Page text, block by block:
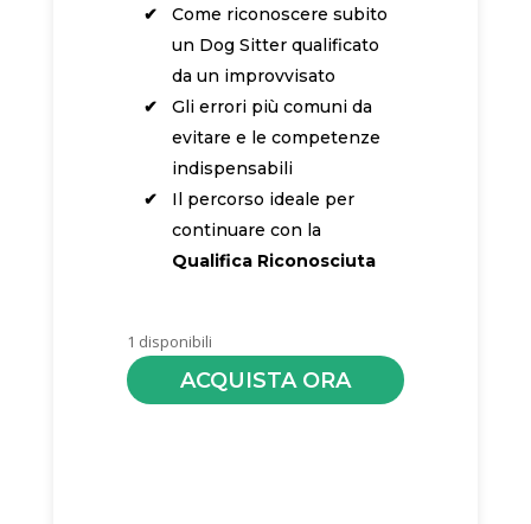
Come riconoscere subito
un Dog Sitter qualificato
da un improvvisato
Gli errori più comuni da
evitare e le competenze
indispensabili
Il percorso ideale per
continuare con la
Qualifica Riconosciuta
1 disponibili
ACQUISTA ORA